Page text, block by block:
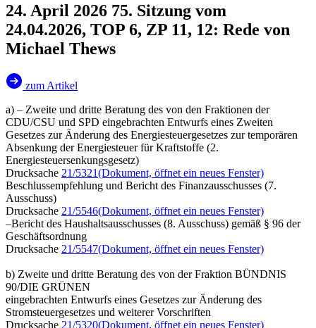
24. April 2026 75. Sitzung vom
24.04.2026, TOP 6, ZP 11, 12: Rede von
Michael Thews
zum Artikel
a) – Zweite und dritte Beratung des von den Fraktionen der
CDU/CSU und SPD eingebrachten Entwurfs eines Zweiten
Gesetzes zur Änderung des Energiesteuergesetzes zur temporären
Absenkung der Energiesteuer für Kraftstoffe (2.
Energiesteuersenkungsgesetz)
Drucksache 21/5321(Dokument, öffnet ein neues Fenster)
Beschlussempfehlung und Bericht des Finanzausschusses (7.
Ausschuss)
Drucksache 21/5546(Dokument, öffnet ein neues Fenster)
–Bericht des Haushaltsausschusses (8. Ausschuss) gemäß § 96 der
Geschäftsordnung
Drucksache 21/5547(Dokument, öffnet ein neues Fenster)
b) Zweite und dritte Beratung des von der Fraktion BÜNDNIS
90/DIE GRÜNEN
eingebrachten Entwurfs eines Gesetzes zur Änderung des
Stromsteuergesetzes und weiterer Vorschriften
Drucksache 21/5320(Dokument, öffnet ein neues Fenster)